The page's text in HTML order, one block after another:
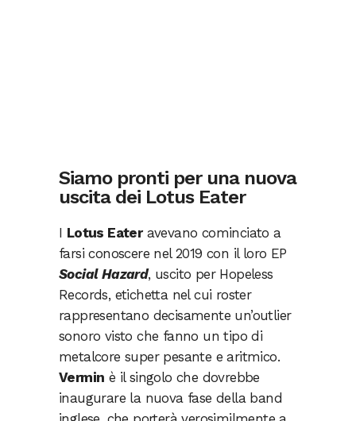
Siamo pronti per una nuova
uscita dei Lotus Eater
I Lotus Eateravevano cominciato a
farsi conoscere nel 2019 con il loro EP
Social Hazard, uscito per Hopeless
Records, etichetta nel cui roster
rappresentano decisamente un’outlier
sonoro visto che fanno un tipo di
metalcore super pesante e aritmico.
Vermin è il singolo che dovrebbe
inaugurare la nuova fase della band